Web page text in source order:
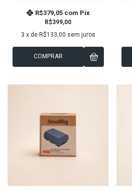
R$399,00
R$379,05 com Pix
3 x de R$133,00 sem juros
COMPRAR